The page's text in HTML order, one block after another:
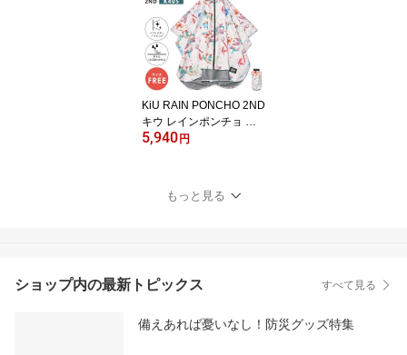
5cm 大きい 日傘 傘 WPC
はっ水 最高等級 UVカッ
ト 遮光 100％ メンズ ユ
ニセックス レディース
KiU RAIN PONCHO 2ND
キウ レインポンチョ サ
イズフリー レインコート
パ ポンチョ 収納袋付き
5,940 円
もっと見る
ショップ内の最新トピックス すべて見る
備えあれば憂いなし！防災グッズ特集